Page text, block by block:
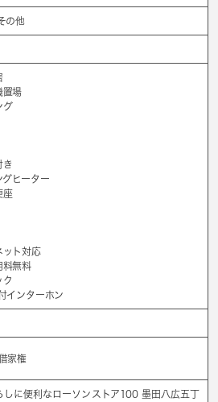
の他
置場
グ
き
グヒーター
座
ット対応
料無料
ク
インターホン
家権
しに便利なローソンストア100 墨田八広五丁